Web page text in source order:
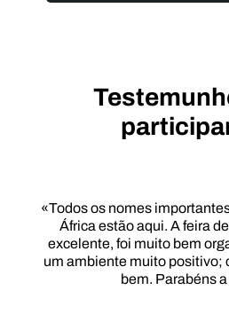
«Todos os nomes
África estão aqui. A feira
excelente, foi muito bem
um ambiente muito positivo;
bem. Parabéns